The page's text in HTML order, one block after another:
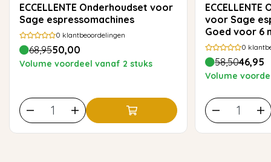
ECCELLENTE Onderhoudset voor
Sage espressomachines
0 klantbeoordelingen
68,9550,00
Volume voordeel vanaf 2 stuks
ECCELLENTE Onderhoudspakket
voor Sage
Goed voor 6
onderhoud
0
58,5046,95
Volume